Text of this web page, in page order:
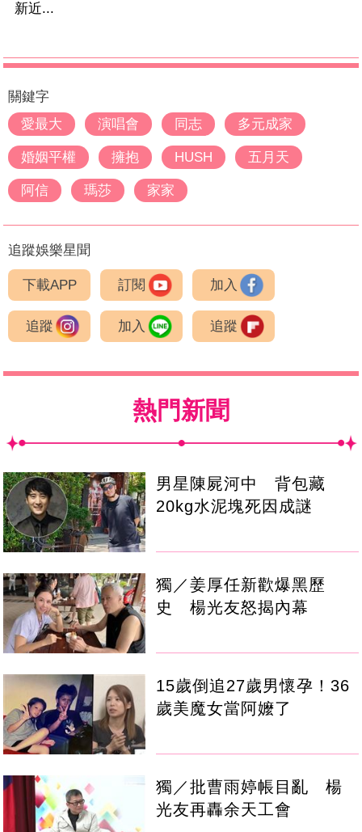
新近...
關鍵字
愛最大
演唱會 同志 多元成家
婚姻平權 擁抱 HUSH 五月天
阿信 瑪莎 家家
追蹤娛樂星聞
下載APP 訂閱 加入
追蹤 加入 追蹤
熱門新聞
男星陳屍河中 背包藏
20kg水泥塊死因成謎
獨／姜厚任新歡爆黑歷
史 楊光友怒揭內幕
15歲倒追27歲男懷孕！36
歲美魔女當阿嬤了
獨／批曹雨婷帳目亂 楊
光友再轟余天工會